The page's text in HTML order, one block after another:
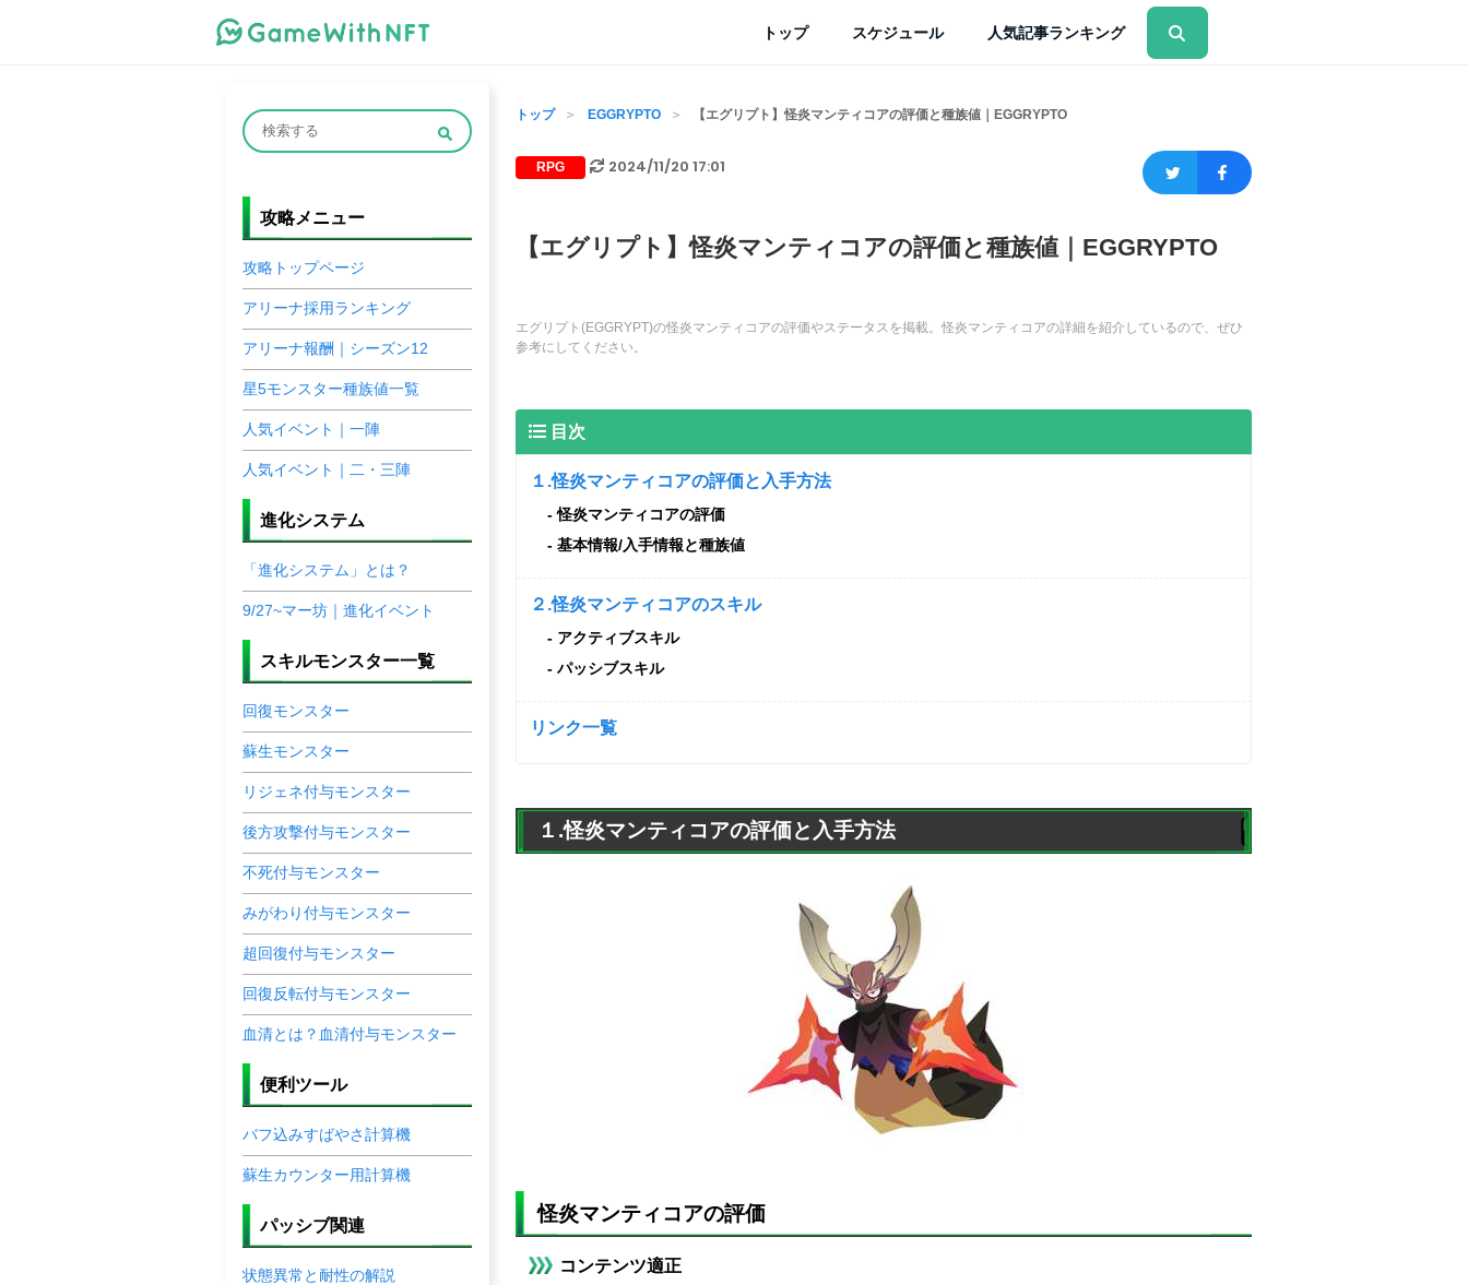
トップ スケジュール 人気記事ランキング
トップ EGGRYPTO 【エグリプト】怪炎マンティコアの評価と種族値｜EGGRYPTO
RPG 2024/11/20 17:01
【エグリプト】怪炎マンティコアの評価と種族値｜EGGRYPTO
エグリプト(EGGRYPT)の怪炎マンティコアの評価やステータスを掲載。怪炎マンティコアの詳細を紹介しているので、ぜひ
参考にしてください。
目次
１.怪炎マンティコアの評価と入手方法
怪炎マンティコアの評価
基本情報/入手情報と種族値
２.怪炎マンティコアのスキル
アクティブスキル
パッシブスキル
リンク一覧
１.怪炎マンティコアの評価と入手方法
怪炎マンティコアの評価
コンテンツ適正
攻略メニュー
攻略トップページ
アリーナ採用ランキング
アリーナ報酬｜シーズン12
星5モンスター種族値一覧
人気イベント｜一陣
人気イベント｜二・三陣
進化システム
「進化システム」とは？
9/27~マー坊｜進化イベント
スキルモンスター一覧
回復モンスター
蘇生モンスター
リジェネ付与モンスター
後方攻撃付与モンスター
不死付与モンスター
みがわり付与モンスター
超回復付与モンスター
回復反転付与モンスター
血清とは？血清付与モンスター
便利ツール
バフ込みすばやさ計算機
蘇生カウンター用計算機
パッシブ関連
状態異常と耐性の解説